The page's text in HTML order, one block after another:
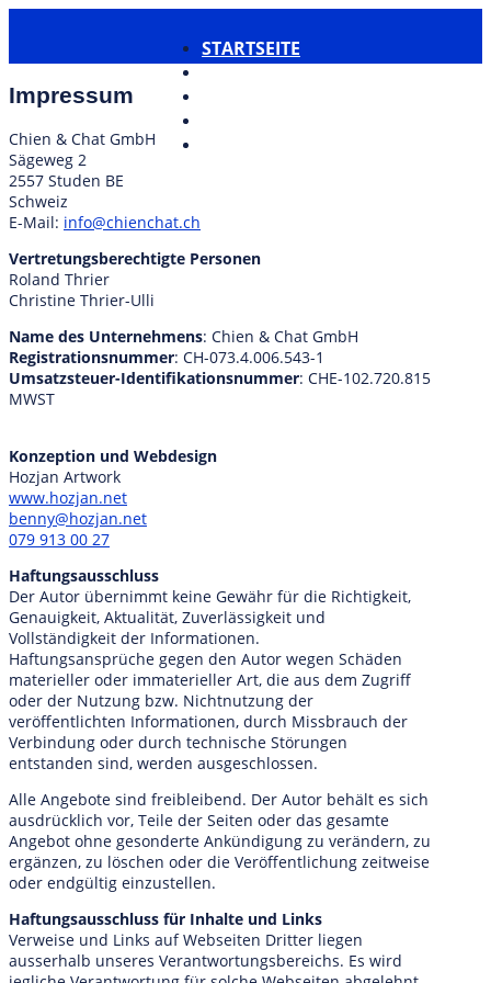
STARTSEITE
Impressum
Chien & Chat GmbH
Sägeweg 2
2557 Studen BE
Schweiz
E-Mail: info@chienchat.ch
Vertretungsberechtigte Personen
Roland Thrier
Christine Thrier-Ulli
Name des Unternehmens: Chien & Chat GmbH
Registrationsnummer: CH-073.4.006.543-1
Umsatzsteuer-Identifikationsnummer: CHE-102.720.815
MWST
Konzeption und Webdesign
Hozjan Artwork
www.hozjan.net
benny@hozjan.net
079 913 00 27
Haftungsausschluss
Der Autor übernimmt keine Gewähr für die Richtigkeit,
Genauigkeit, Aktualität, Zuverlässigkeit und
Vollständigkeit der Informationen.
Haftungsansprüche gegen den Autor wegen Schäden
materieller oder immaterieller Art, die aus dem Zugriff
oder der Nutzung bzw. Nichtnutzung der
veröffentlichten Informationen, durch Missbrauch der
Verbindung oder durch technische Störungen
entstanden sind, werden ausgeschlossen.
Alle Angebote sind freibleibend. Der Autor behält es sich
ausdrücklich vor, Teile der Seiten oder das gesamte
Angebot ohne gesonderte Ankündigung zu verändern, zu
ergänzen, zu löschen oder die Veröffentlichung zeitweise
oder endgültig einzustellen.
Haftungsausschluss für Inhalte und Links
Verweise und Links auf Webseiten Dritter liegen
ausserhalb unseres Verantwortungsbereichs. Es wird